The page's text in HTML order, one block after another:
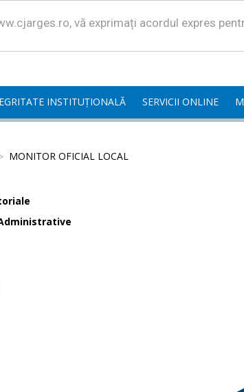
vă exprimați acordul expres
INSTITUȚIONALĂ SERVICII ONLINE
MONITOR OFICIAL LOCAL